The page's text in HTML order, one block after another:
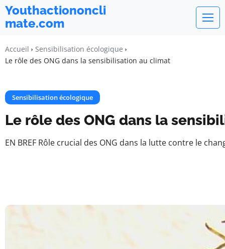
Youthactiononcli
mate.com
Accueil
Sensibilisation écologique
Le rôle des ONG dans la sensibilisation au climat
Sensibilisation écologique
Le rôle des ONG dans la
EN BREF Rôle crucial des ONG dans la lutte contre le